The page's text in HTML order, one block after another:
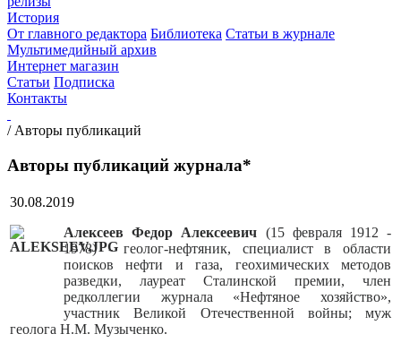
История
От главного редактора Библиотека Статьи в журнале
Мультимедийный архив
Интернет магазин
Статьи Подписка
Контакты
/ Авторы публикаций
Авторы публикаций журнала*
30.08.2019
Алексеев Федор Алексеевич (15 февраля 1912 -
1978) - геолог-нефтяник, специалист в области
поисков нефти и газа, геохимических методов
разведки, лауреат Сталинской премии, член
редколлегии журнала «Нефтяное хозяйство»,
участник Великой Отечественной войны; муж
геолога Н.М. Музыченко.